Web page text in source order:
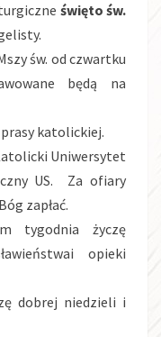
święto św.
św. od czwartku
będą na
katolickiej.
Uniwersytet
US. Za ofiary
zapłać.
tygodnia życzę
opieki
dobrej niedzieli i